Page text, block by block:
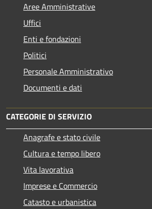
Aree Amministrative
Uffici
Enti e fondazioni
Politici
Personale Amministrativo
Documenti e dati
CATEGORIE DI SERVIZIO
Anagrafe e stato civile
Cultura e tempo libero
Vita lavorativa
Imprese e Commercio
Catasto e urbanistica